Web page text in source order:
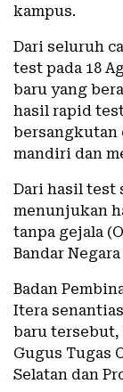
kampus.
Dari seluruh
test pada 18
baru yang
hasil rapid
bersangkutan
mandiri dan
Dari hasil test
menunjukan
tanpa gejala
Bandar
Badan
Itera
baru
Gugus Tugas
Selatan dan